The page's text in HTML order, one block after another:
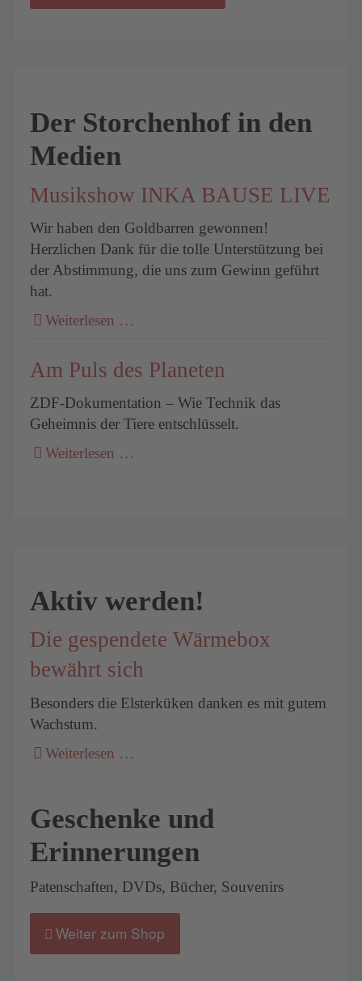
Der Storchenhof in den
Medien
Musikshow INKA BAUSE LIVE
Wir haben den Goldbarren gewonnen!
Herzlichen Dank für die tolle Unterstützung bei
der Abstimmung, die uns zum Gewinn geführt
hat.
Weiterlesen …
Am Puls des Planeten
ZDF-Dokumentation – Wie Technik das
Geheimnis der Tiere entschlüsselt.
Weiterlesen …
Aktiv werden!
Die gespendete Wärmebox
bewährt sich
Besonders die Elsterküken danken es mit gutem
Wachstum.
Weiterlesen …
Geschenke und
Erinnerungen
Patenschaften, DVDs, Bücher, Souvenirs
Weiter zum Shop